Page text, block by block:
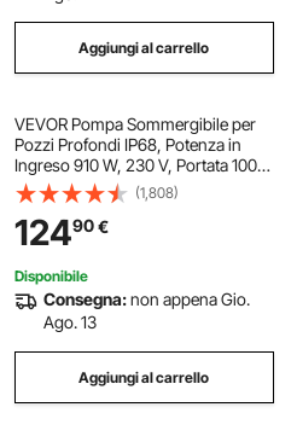
Aggiungi al carrello
VEVOR Pompa Sommergibile per
Pozzi Profondi IP68, Potenza in
Ingreso 910 W, 230 V, Portata 100
L/min, Prevalenza 53 m, con Cavo
da 20 m, Pompa per Acqua in
Acciaio Inox per Irrigazione
Industriale
(1,808)
12490€
Disponibile
Consegna:non appena Gio.
Ago. 13
Aggiungi al carrello